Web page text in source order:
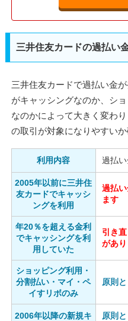
三井住友カードの過払い
三井住友カードで過払い金
がキャッシングなのか、シ
なのかによって大きく変わ
の取引が対象になりやすいか
利用内容 過払
2005年以前に三井住
友カードでキャッシ
ングを利用
過払
ます
年20％を超える金利
でキャッシングを利
用していた
引き
があ
ショッピング利用・
分割払い・マイ・ペ
イすリボのみ
原則
2006年以降の新規キ
原則